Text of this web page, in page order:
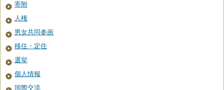
寄附
人権
男女共同参画
移住・定住
選挙
個人情報
国際交流